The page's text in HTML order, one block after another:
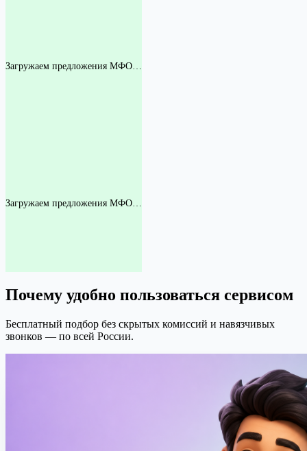
Загружаем предложения МФО…
Загружаем предложения МФО…
Почему удобно пользоваться сервисом
Бесплатный подбор без скрытых комиссий и навязчивых
звонков — по всей России.